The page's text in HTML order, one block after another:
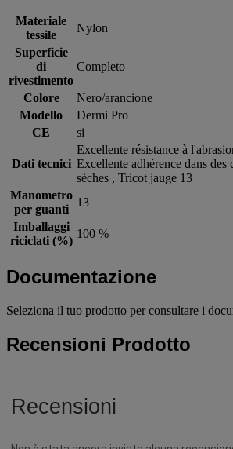
Materiale
tessile
Nylon
Superficie
di
rivestimento
Completo
Colore
Nero/arancione
Modello
Dermi Pro
CE
si
Dati tecnici
Excellente résistance à
Excellente adhérence dans
sèches , Tricot jauge 13
Manometro
per guanti
13
Imballaggi
riciclati (%)
100 %
Documentazione
Seleziona il tuo prodotto per consultare i
Recensioni Prodotto